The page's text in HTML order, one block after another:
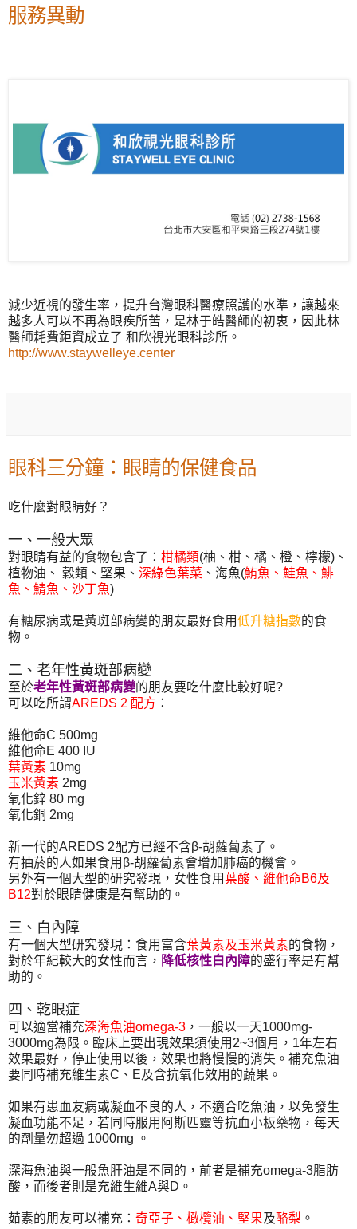
服務異動
減少近視的發生率，提升台灣眼科醫療照護的水準，讓越來
越多人可以不再為眼疾所苦，是林于皓醫師的初衷，因此林
醫師耗費鉅資成立了 和欣視光眼科診所。
http://www.staywelleye.center
眼科三分鐘：眼睛的保健食品
吃什麼對眼睛好？
一、一般大眾
對眼睛有益的食物包含了： 柑橘類(柚、柑、橘、橙、檸檬)、
植物油、 穀類、堅果、 深綠色葉菜 、海魚(鮪魚、鮭魚、鯡
魚、鯖魚、沙丁魚)
有糖尿病或是黃斑部病變的朋友最好食用低升糖指數的食
物。
二、老年性黃斑部病變
至於老年性黃斑部病變的朋友要吃什麼比較好呢?
可以吃所謂AREDS 2 配方 ：
維他命C 500mg
維他命E 400 IU
葉黃素 10mg
玉米黃素 2mg
氧化鋅 80 mg
氧化銅 2mg
新一代的AREDS 2配方已經不含β-胡蘿蔔素了。
有抽菸的人如果食用β-胡蘿蔔素會增加肺癌的機會。
另外有一個大型的研究發現，女性食用葉酸、維他命B6及
B12對於眼睛健康是有幫助的。
三、白內障
有一個大型研究發現：食用富含葉黃素及玉米黃素的食物，
對於年紀較大的女性而言， 降低核性白內障的盛行率是有幫
助的。
四、乾眼症
可以適當補充深海魚油omega-3 ，一般以一天1000mg-
3000mg為限。臨床上要出現效果須使用2~3個月，1年左右
效果最好，停止使用以後，效果也將慢慢的消失。補充魚油
要同時補充維生素C、E及含抗氧化效用的蔬果。
如果有患血友病或凝血不良的人，不適合吃魚油，以免發生
凝血功能不足，若同時服用阿斯匹靈等抗血小板藥物，每天
的劑量勿超過 1000mg 。
深海魚油與一般魚肝油是不同的，前者是補充omega-3脂肪
酸，而後者則是充維生維A與D。
茹素的朋友可以補充： 奇亞子、橄欖油、堅果及酪梨 。